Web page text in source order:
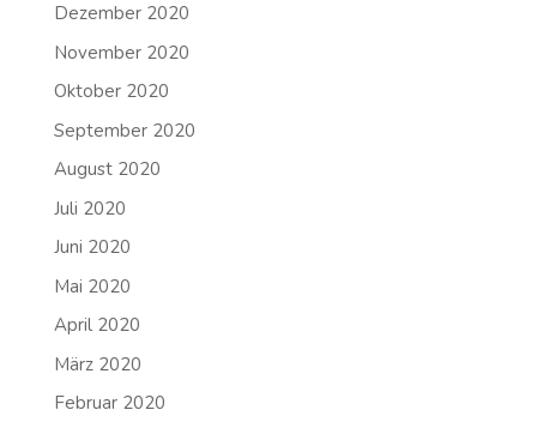
Dezember 2020
November 2020
Oktober 2020
September 2020
August 2020
Juli 2020
Juni 2020
Mai 2020
April 2020
März 2020
Februar 2020